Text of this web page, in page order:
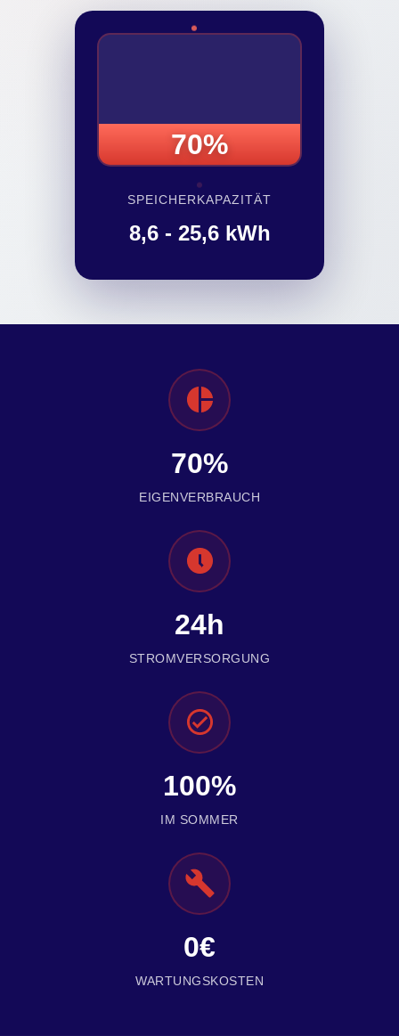
70%
SPEICHERKAPAZITÄT
8,6 - 25,6 kWh
70%
EIGENVERBRAUCH
24h
STROMVERSORGUNG
100%
IM SOMMER
0€
WARTUNGSKOSTEN